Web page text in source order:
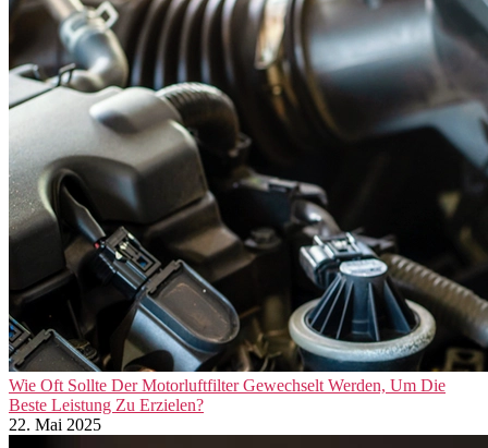
Wie Oft Sollte Der Motorluftfilter Gewechselt Werden, Um Die
Beste Leistung Zu Erzielen?
22. Mai 2025